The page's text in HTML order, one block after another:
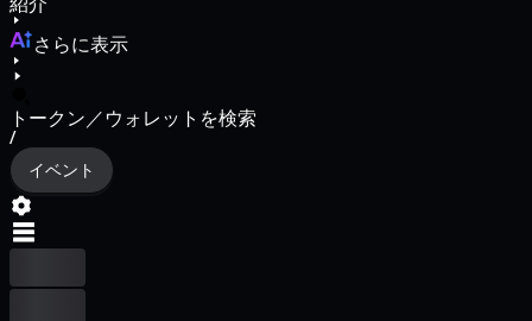
さらに表示
トークン／ウォレットを検索
/
イベント